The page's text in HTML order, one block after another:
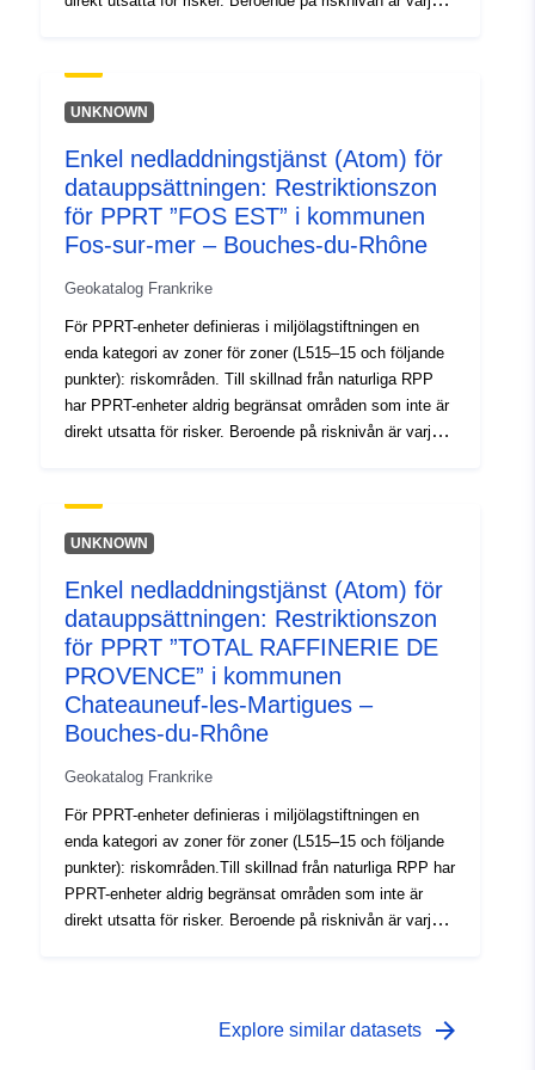
två typer av zoner: 1- Bygga förbjudna områden, så
kallade ”röda områden”, där risknivån är hög och den
”föreskrivna områden”, så kallade blå zoner, där
risknivån är genomsnittlig och projekten omfattas av
krav som är anpassade till typen av problem.
Instruktionerna i PPRT-utvecklingsguiden lägger till en
UNKNOWN
Enkel nedladdningstjänst (Atom) för
datauppsättningen: Restriktionszon
för PPRT ”FOS EST” i kommunen
Fos-sur-mer – Bouches-du-Rhône
Geokatalog Frankrike
För PPRT-enheter definieras i miljölagstiftningen en
enda kategori av zoner för zoner (L515–15 och följande
punkter): riskområden. Till skillnad från naturliga RPP
har PPRT-enheter aldrig begränsat områden som inte är
direkt utsatta för risker. Beroende på risknivån är varje
två typer av zoner: 1- Bygga förbjudna områden, så
kallade ”röda områden”, där risknivån är hög och den
”föreskrivna områden”, så kallade blå zoner, där
risknivån är genomsnittlig och projekten omfattas av
krav som är anpassade till typen av problem.
Instruktionerna i PPRT-utvecklingsguiden lägger till en
gradering inom ”röda zoner” och ”blå zoner”.
UNKNOWN
Enkel nedladdningstjänst (Atom) för
datauppsättningen: Restriktionszon
för PPRT ”TOTAL RAFFINERIE DE
PROVENCE” i kommunen
Chateauneuf-les-Martigues –
Bouches-du-Rhône
Geokatalog Frankrike
För PPRT-enheter definieras i miljölagstiftningen en
enda kategori av zoner för zoner (L515–15 och följande
punkter): riskområden.Till skillnad från naturliga RPP har
PPRT-enheter aldrig begränsat områden som inte är
direkt utsatta för risker. Beroende på risknivån är varje
kallade ”röda områden”, där risknivån är hög och den
Explore similar datasets arrow_forward